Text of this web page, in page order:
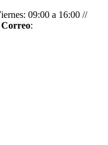
09:00 a 16:00 //
Correo: